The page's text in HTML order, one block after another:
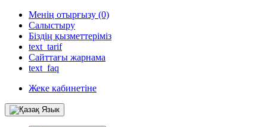
Менің отырғызу (0)
Салыстыру
Біздің қызметтеріміз
text_tarif
Сайттағы жарнама
text_faq
Жеке кабинетіне
Язык